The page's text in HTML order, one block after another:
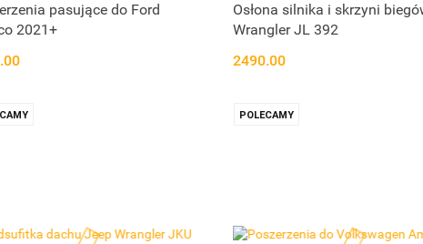
pasujące do Ford
2021+
Osłona silnika i skrzyni
Wrangler JL 392
2490.00
POLECAMY